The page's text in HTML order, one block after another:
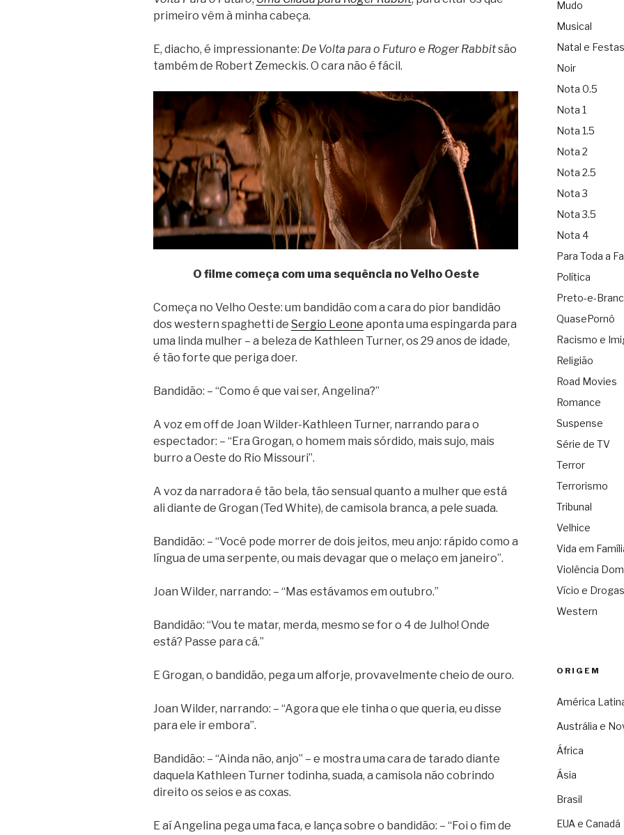
primeiro vêm à minha cabeça.
E, diacho, é impressionante: De Volta para o Futuro e Roger Rabbitsão
também de Robert Zemeckis. O cara não é fácil.
O filme começa com uma sequência no Velho Oeste
Começa no Velho Oeste: um bandidão com a cara do pior bandidão
dos western spaghetti de Sergio Leone aponta uma espingarda para
uma linda mulher – a beleza de Kathleen Turner, os 29 anos de idade,
é tão forte que periga doer.
Bandidão: – “Como é que vai ser, Angelina?”
A voz em off de Joan Wilder-Kathleen Turner, narrando para o
espectador: – “Era Grogan, o homem mais sórdido, mais sujo, mais
burro a Oeste do Rio Missouri”.
A voz da narradora é tão bela, tão sensual quanto a mulher que está
ali diante de Grogan (Ted White), de camisola branca, a pele suada.
Bandidão: – “Você pode morrer de dois jeitos, meu anjo: rápido como a
língua de uma serpente, ou mais devagar que o melaço em janeiro”.
Joan Wilder, narrando: – “Mas estávamos em outubro.”
Bandidão: “Vou te matar, merda, mesmo se for o 4 de Julho! Onde
está? Passe para cá.”
E Grogan, o bandidão, pega um alforje, provavelmente cheio de ouro.
Joan Wilder, narrando: – “Agora que ele tinha o que queria, eu disse
para ele ir embora”.
Bandidão: – “Ainda não, anjo” – e mostra uma cara de tarado diante
daquela Kathleen Turner todinha, suada, a camisola não cobrindo
direito os seios e as coxas.
E aí Angelina pega uma faca, e lança sobre o bandidão: – “Foi o fim de
Mudo
Musical
Natal e Festas
Noir
Nota 0.5
Nota 1
Nota 1.5
Nota 2
Nota 2.5
Nota 3
Nota 3.5
Nota 4
Para Toda a
Política
Preto-e-
QuasePornô
Racismo e
Religião
Road Movies
Romance
Suspense
Série de TV
Terror
Terrorismo
Tribunal
Velhice
Vida em
Violência
Vício e Drogas
Western
ORIGEM
América
Austrália e
África
Ásia
Brasil
EUA e Canadá